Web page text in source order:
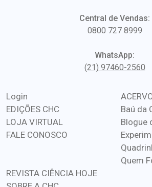
Central de Vendas:
0800 727 8999
WhatsApp:
(21) 97460-2560
Login
EDIÇÕES CHC
LOJA VIRTUAL
FALE CONOSCO
Baú da
Blogue
Quem
REVISTA CIÊNCIA HOJE